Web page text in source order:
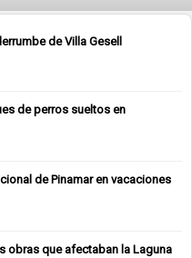
de Villa Gesell
de perros sueltos en
de Pinamar en vacaciones
obras que afectaban la Laguna